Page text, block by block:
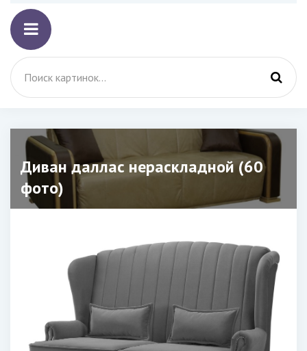
Диван даллас нераскладной (60
фото)